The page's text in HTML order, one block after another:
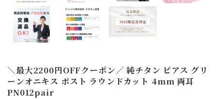
＼最大2200円OFFクーポン／ 純チタン ピアス グリ
ーンオニキス ポスト ラウンドカット 4mm 両耳
PN012pair